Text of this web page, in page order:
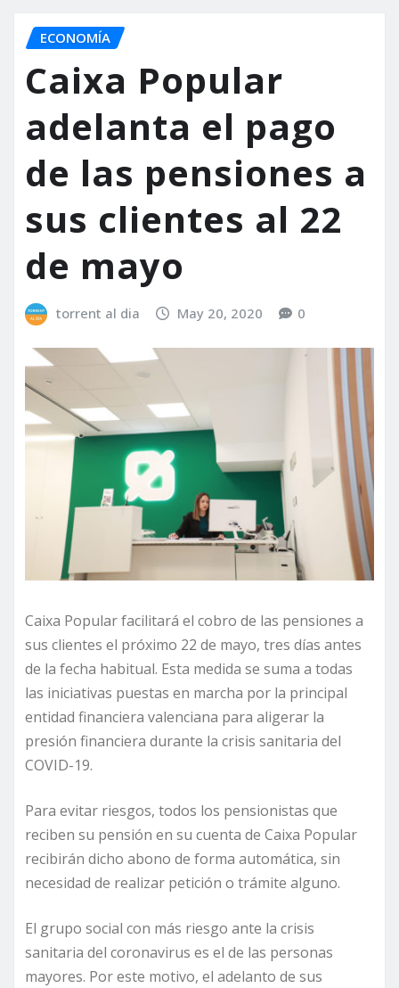
ECONOMÍA
Caixa Popular
adelanta el pago
de las pensiones a
sus clientes al 22
de mayo
torrent al dia May 20, 2020 0
Caixa Popular facilitará el cobro de las pensiones a
sus clientes el próximo 22 de mayo, tres días antes
de la fecha habitual. Esta medida se suma a todas
las iniciativas puestas en marcha por la principal
entidad financiera valenciana para aligerar la
presión financiera durante la crisis sanitaria del
COVID-19.
Para evitar riesgos, todos los pensionistas que
reciben su pensión en su cuenta de Caixa Popular
recibirán dicho abono de forma automática, sin
necesidad de realizar petición o trámite alguno.
El grupo social con más riesgo ante la crisis
sanitaria del coronavirus es el de las personas
mayores. Por este motivo, el adelanto de sus